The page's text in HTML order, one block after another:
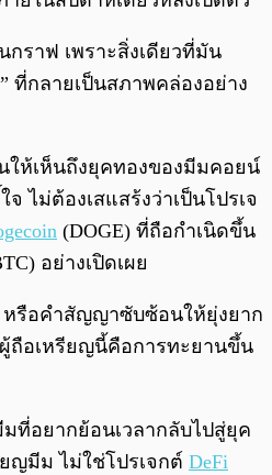
ราฟ เพราะสิ่งเดียวที่มัน
ที่กลายเป็นสภาพคล่องอย่าง
ห้เห็นถึงยุคทองของมีมคอยน์
ไม่ต้องเสแสร้งว่าเป็นโปรเจ
(DOGE) ที่ถือกำเนิดขึ้น
อย่างเปิดเผย
หรือคำสัญญาซับซ้อนให้ยุ่งยาก
ผู้ถือเหรียญนี้คือการทะยานขึ้น
มที่อยากย้อนเวลากลับไปสู่ยุค
ญมีม ไม่ใช่โปรเจกต์ DeFi